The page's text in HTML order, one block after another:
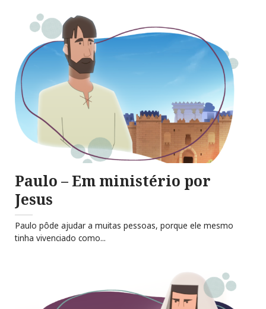
Paulo – Em ministério por
Jesus
Paulo pôde ajudar a muitas pessoas, porque ele mesmo
tinha vivenciado como...